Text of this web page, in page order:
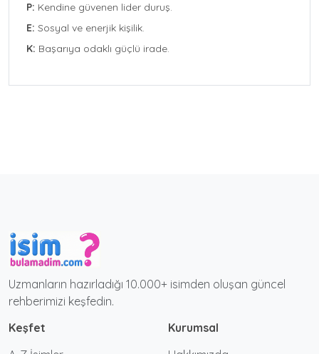
P: Kendine güvenen lider duruş.
E: Sosyal ve enerjik kişilik.
K: Başarıya odaklı güçlü irade.
Uzmanların hazırladığı 10.000+ isimden oluşan güncel
rehberimizi keşfedin.
Keşfet
Kurumsal